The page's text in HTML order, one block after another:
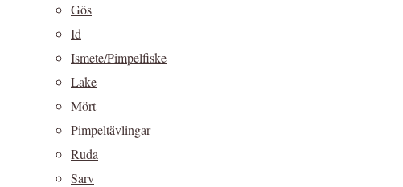
Gös
Id
Ismete/Pimpelfiske
Lake
Mört
Pimpeltävlingar
Ruda
Sarv